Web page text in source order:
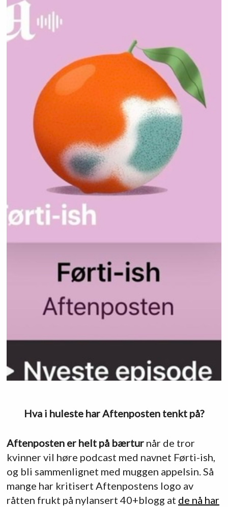
Hva i huleste har Aftenposten tenkt på?
Aftenposten er helt på bærturnår de tror
kvinner vil høre podcast med navnet Førti-ish,
og bli sammenlignet med muggen appelsin. Så
mange har kritisert Aftenpostens logo av
råtten frukt på nylansert 40+blogg at de nå har